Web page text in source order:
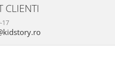
CLIENTI
17